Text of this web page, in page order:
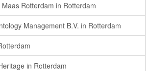
Rotterdam in Rotterdam
Management B.V. in Rotterdam
in Rotterdam